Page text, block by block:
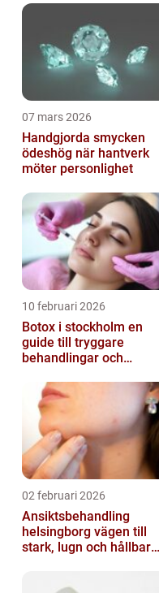
07 mars 2026
Handgjorda smycken
ödeshög när hantverk
möter personlighet
10 februari 2026
Botox i stockholm en
guide till tryggare
behandlingar och
02 februari 2026
Ansiktsbehandling
helsingborg vägen till
stark, lugn och hållbar